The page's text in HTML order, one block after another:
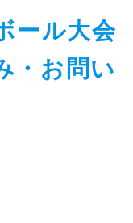
ール大会
・お問い